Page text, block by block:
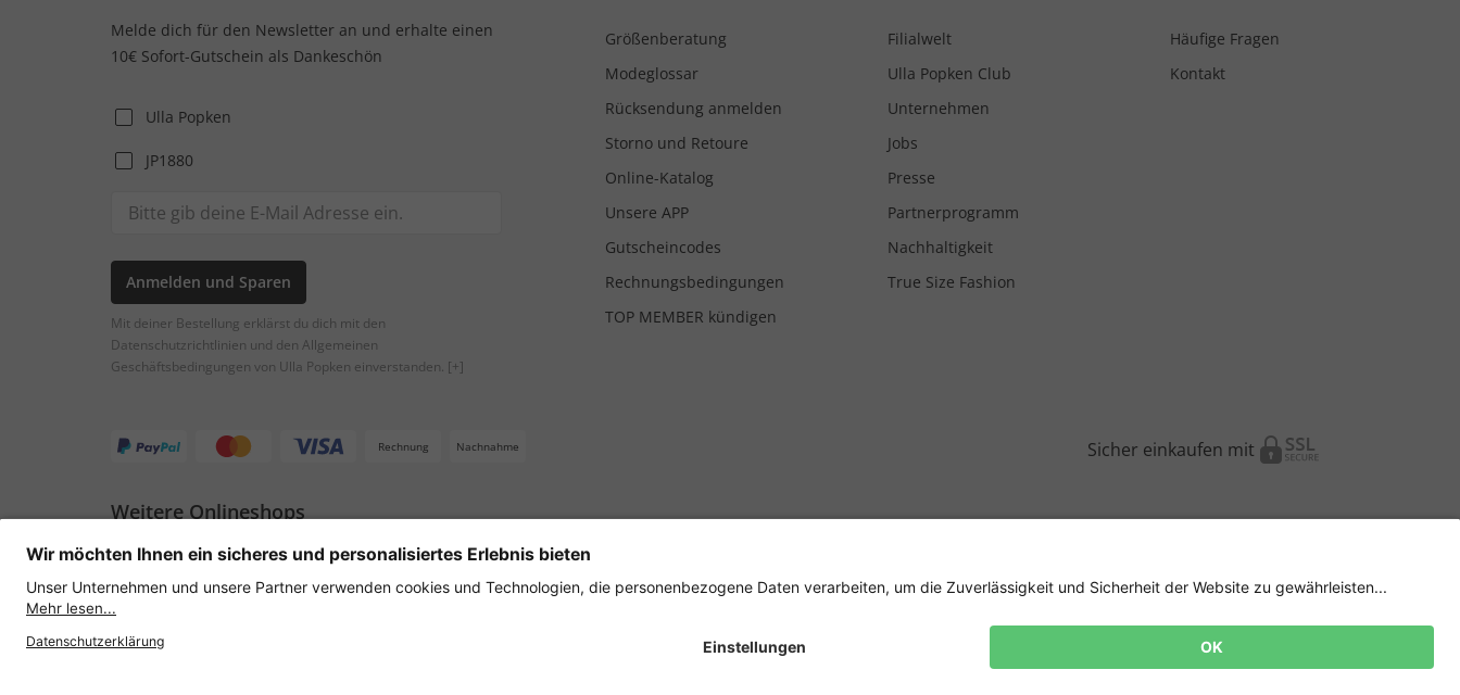
Melde dich für den Newsletter an und erhalte einen
10€ Sofort-Gutschein als Dankeschön
Ulla Popken
JP1880
Anmelden und Sparen
Mit deiner Bestellung erklärst du dich mit den
Datenschutzrichtlinien und den Allgemeinen
Geschäftsbedingungen von Ulla Popken einverstanden. [+]
Größenberatung
Modeglossar
Rücksendung anmelden
Storno und Retoure
Online-Katalog
Unsere APP
Gutscheincodes
Rechnungsbedingungen
TOP MEMBER kündigen
Filialwelt
Ulla Popken Club
Unternehmen
Jobs
Presse
Partnerprogramm
Nachhaltigkeit
True Size Fashion
Häufige Fragen
Kontakt
Rechnung Nachnahme Sicher einkaufen mit
Weitere Onlineshops
Österreich